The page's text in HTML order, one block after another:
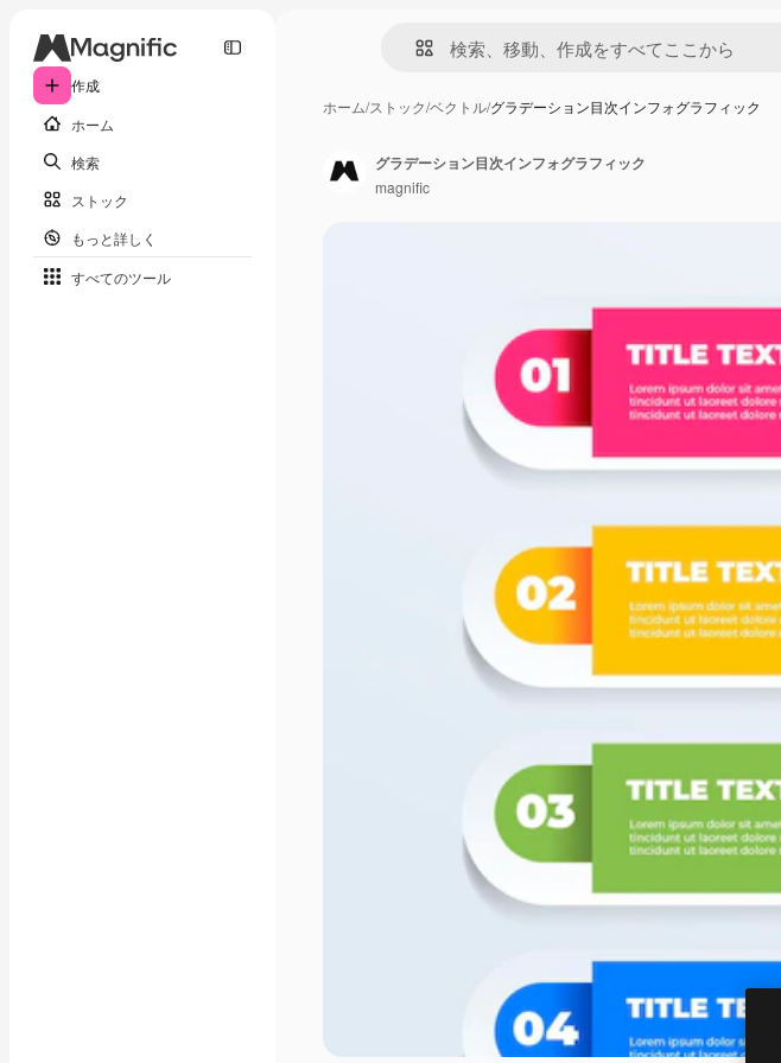
作成
ホーム
検索
ストック
もっと詳しく
すべてのツール
ホーム/ストック/ベクトル/グラデーション目次インフォグラフィック
グラデーション目次インフォグラフィック
magnific